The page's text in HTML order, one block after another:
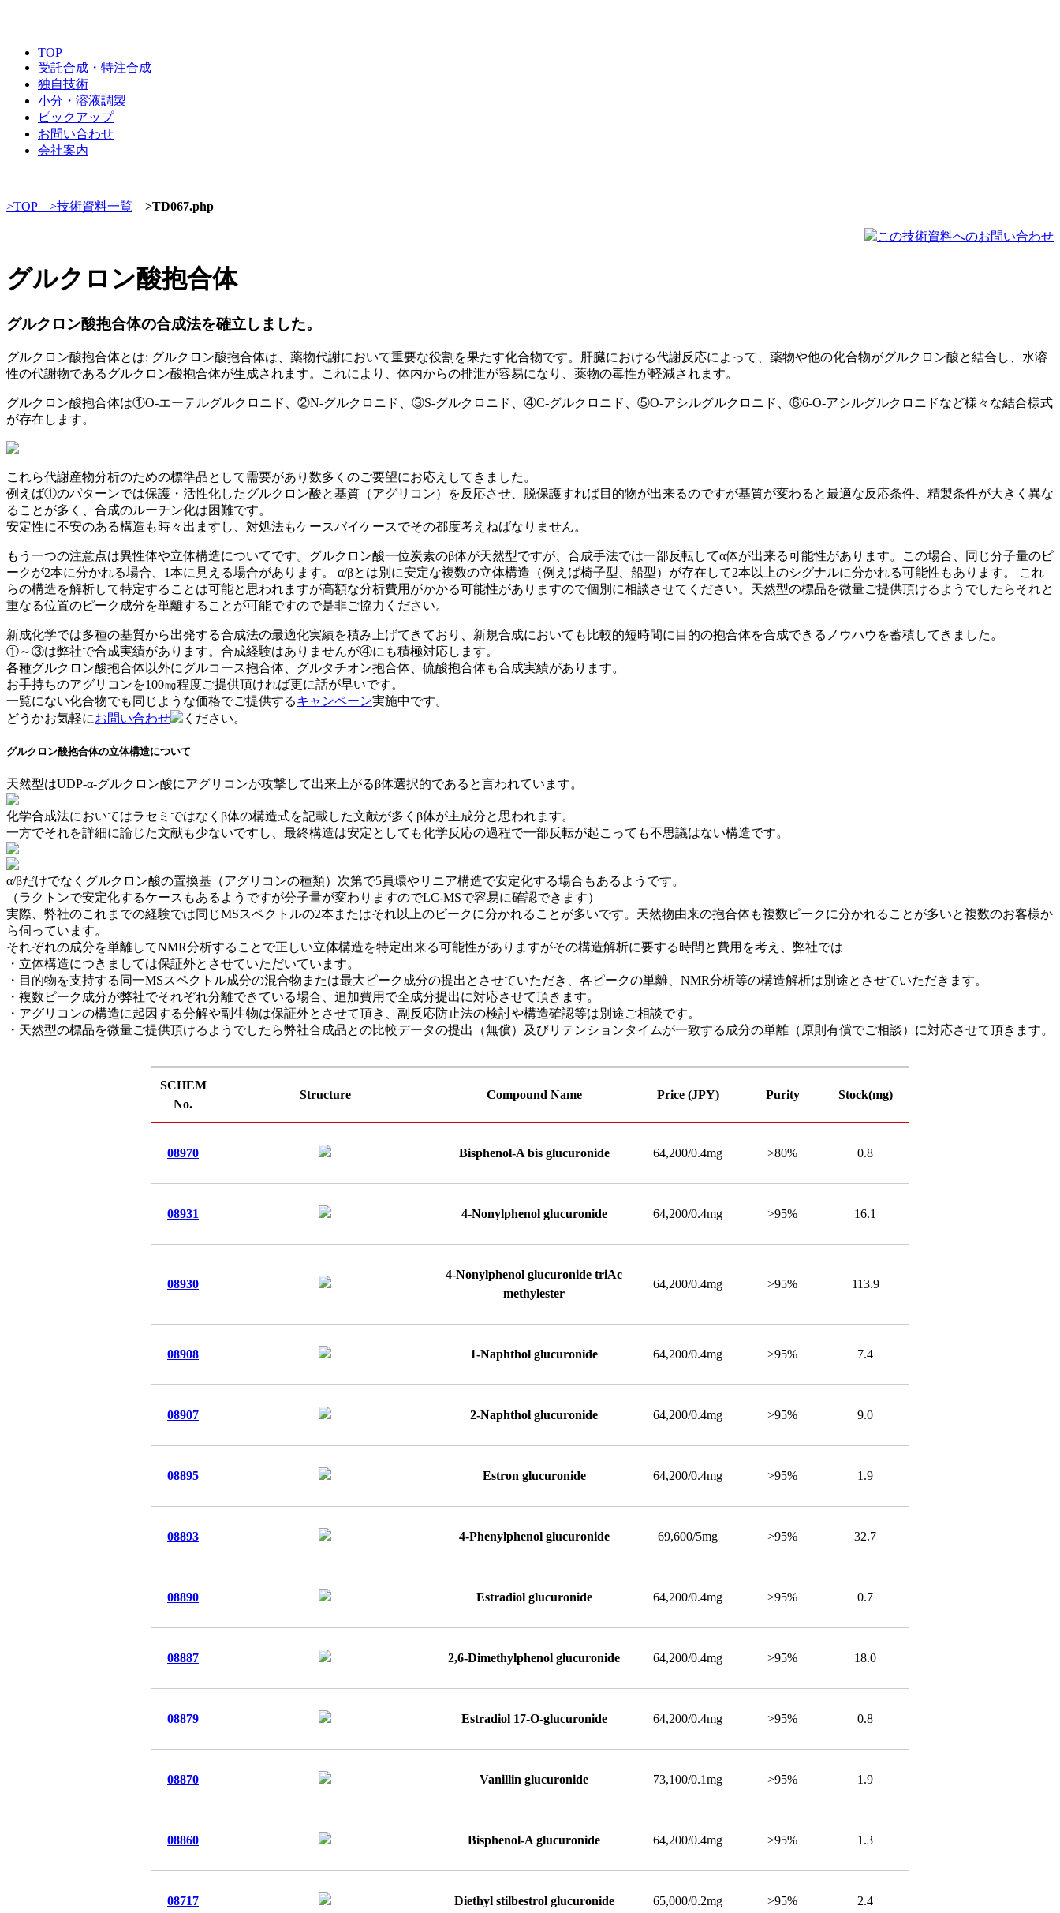
TOP
受託合成・特注合成
独自技術
小分・溶液調製
ピックアップ
お問い合わせ
会社案内
>TOP>技術資料一覧 >TD067.php
この技術資料へのお問い合わせ
グルクロン酸抱合体
グルクロン酸抱合体の合成法を確立しました。
グルクロン酸抱合体とは: グルクロン酸抱合体は、薬物代謝において重要な役割を果たす化合物です。肝臓における代謝反応によって、薬物や他の化合物がグルクロン酸と結合し、水溶
性の代謝物であるグルクロン酸抱合体が生成されます。これにより、体内からの排泄が容易になり、薬物の毒性が軽減されます。
グルクロン酸抱合体は①O-エーテルグルクロニド、②N-グルクロニド、③S-グルクロニド、④C-グルクロニド、⑤O-アシルグルクロニド、⑥6-O-アシルグルクロニドなど様々な結合様式
が存在します。
これら代謝産物分析のための標準品として需要があり数多くのご要望にお応えしてきました。
例えば①のパターンでは保護・活性化したグルクロン酸と基質（アグリコン）を反応させ、脱保護すれば目的物が出来るのですが基質が変わると最適な反応条件、精製条件が大きく異な
ることが多く、合成のルーチン化は困難です。
安定性に不安のある構造も時々出ますし、対処法もケースバイケースでその都度考えねばなりません。
もう一つの注意点は異性体や立体構造についてです。グルクロン酸一位炭素のβ体が天然型ですが、合成手法では一部反転してα体が出来る可能性があります。この場合、同じ分子量のピ
ークが2本に分かれる場合、1本に見える場合があります。 α/βとは別に安定な複数の立体構造（例えば椅子型、船型）が存在して2本以上のシグナルに分かれる可能性もあります。 これ
らの構造を解析して特定することは可能と思われますが高額な分析費用がかかる可能性がありますので個別に相談させてください。天然型の標品を微量ご提供頂けるようでしたらそれと
重なる位置のピーク成分を単離することが可能ですので是非ご協力ください。
新成化学では多種の基質から出発する合成法の最適化実績を積み上げてきており、新規合成においても比較的短時間に目的の抱合体を合成できるノウハウを蓄積してきました。
①～③は弊社で合成実績があります。合成経験はありませんが④にも積極対応します。
各種グルクロン酸抱合体以外にグルコース抱合体、グルタチオン抱合体、硫酸抱合体も合成実績があります。
お手持ちのアグリコンを100㎎程度ご提供頂ければ更に話が早いです。
一覧にない化合物でも同じような価格でご提供するキャンペーン実施中です。
どうかお気軽にお問い合わせ ください。
グルクロン酸抱合体の立体構造について
天然型はUDP-α-グルクロン酸にアグリコンが攻撃して出来上がるβ体選択的であると言われています。
化学合成法においてはラセミではなくβ体の構造式を記載した文献が多くβ体が主成分と思われます。
一方でそれを詳細に論じた文献も少ないですし、最終構造は安定としても化学反応の過程で一部反転が起こっても不思議はない構造です。
α/βだけでなくグルクロン酸の置換基（アグリコンの種類）次第で5員環やリニア構造で安定化する場合もあるようです。
（ラクトンで安定化するケースもあるようですが分子量が変わりますのでLC-MSで容易に確認できます）
実際、弊社のこれまでの経験では同じMSスペクトルの2本またはそれ以上のピークに分かれることが多いです。天然物由来の抱合体も複数ピークに分かれることが多いと複数のお客様か
ら伺っています。
それぞれの成分を単離してNMR分析することで正しい立体構造を特定出来る可能性がありますがその構造解析に要する時間と費用を考え、弊社では
・立体構造につきましては保証外とさせていただいています。
・目的物を支持する同一MSスペクトル成分の混合物または最大ピーク成分の提出とさせていただき、各ピークの単離、NMR分析等の構造解析は別途とさせていただきます。
・複数ピーク成分が弊社でそれぞれ分離できている場合、追加費用で全成分提出に対応させて頂きます。
・アグリコンの構造に起因する分解や副生物は保証外とさせて頂き、副反応防止法の検討や構造確認等は別途ご相談です。
・天然型の標品を微量ご提供頂けるようでしたら弊社合成品との比較データの提出（無償）及びリテンションタイムが一致する成分の単離（原則有償でご相談）に対応させて頂きます。
SCHEM
No.
Structure Compound Name Price (JPY) Purity Stock(mg)
08970 Bisphenol-A bis glucuronide 64,200/0.4mg >80% 0.8
08931 4-Nonylphenol glucuronide 64,200/0.4mg >95% 16.1
08930
4-Nonylphenol glucuronide triAc
methylester
64,200/0.4mg >95% 113.9
08908 1-Naphthol glucuronide 64,200/0.4mg >95% 7.4
08907 2-Naphthol glucuronide 64,200/0.4mg >95% 9.0
08895 Estron glucuronide 64,200/0.4mg >95% 1.9
08893 4-Phenylphenol glucuronide 69,600/5mg >95% 32.7
08890 Estradiol glucuronide 64,200/0.4mg >95% 0.7
08887 2,6-Dimethylphenol glucuronide 64,200/0.4mg >95% 18.0
08879 Estradiol 17-O-glucuronide 64,200/0.4mg >95% 0.8
08870 Vanillin glucuronide 73,100/0.1mg >95% 1.9
08860 Bisphenol-A glucuronide 64,200/0.4mg >95% 1.3
08717 Diethyl stilbestrol glucuronide 65,000/0.2mg >95% 2.4